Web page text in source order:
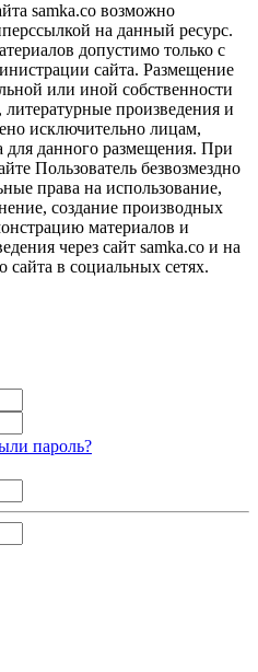
samka.co возможно
на данный ресурс.
допустимо только с
сайта. Размещение
или иной собственности
произведения и
исключительно лицам,
данного размещения. При
Пользователь безвозмездно
права на использование,
создание производных
материалов и
через сайт samka.co и на
в социальных сетях.
пароль?